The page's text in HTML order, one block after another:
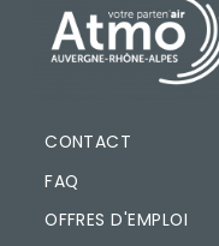
PIED DE PAGE
CONTACT
FAQ
OFFRES D'EMPLOI